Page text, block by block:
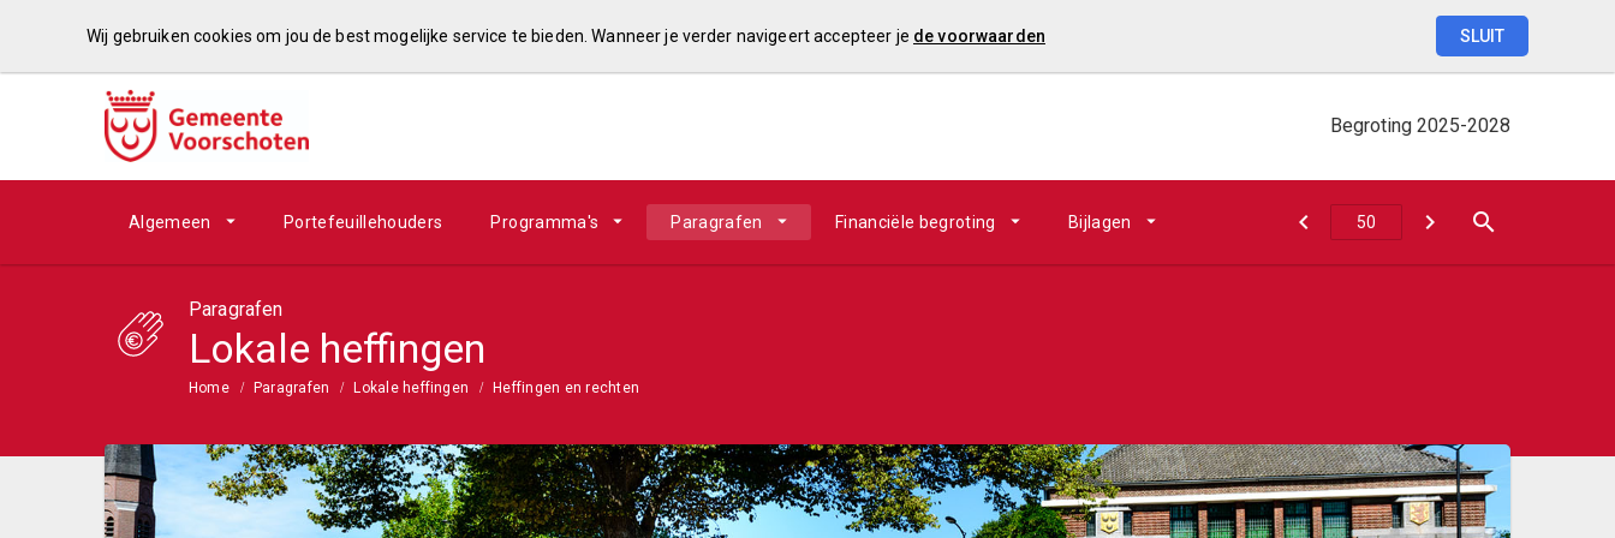
Wij gebruiken cookies om jou de best mogelijke service te bieden. Wanneer je verder navigeert accepteer je de voorwaarden SLUIT
Begroting 2025-2028
Algemeen Portefeuillehouders Programma's Paragrafen Financiële begroting Bijlagen
Paragrafen
Lokale heffingen
Home Paragrafen Lokale heffingen Heffingen en rechten